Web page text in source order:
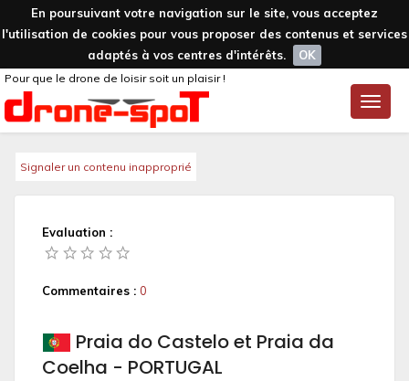
En poursuivant votre navigation sur le site, vous acceptez
l'utilisation de cookies pour vous proposer des contenus et services
adaptés à vos centres d'intérêts.
OK
Toggle
Pour que le drone de loisir soit un plaisir !
Signaler un contenu inapproprié
Evaluation :
Commentaires : 0
Praia do Castelo et Praia da
Coelha - PORTUGAL